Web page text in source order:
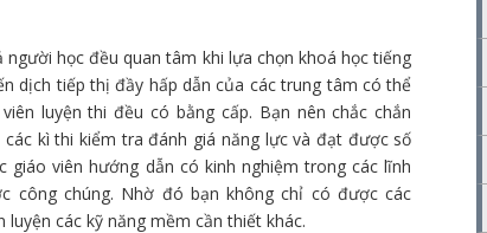
học đều quan tâm khi lựa chọn khoá học tiếng
dịch tiếp thị đầy hấp dẫn của các trung tâm có thể
luyện thi đều có bằng cấp. Bạn nên chắc chắn
kì thi kiểm tra đánh giá năng lực và đạt được số
viên hướng dẫn có kinh nghiệm trong các lĩnh
công chúng. Nhờ đó bạn không chỉ có được các
các kỹ năng mềm cần thiết khác.